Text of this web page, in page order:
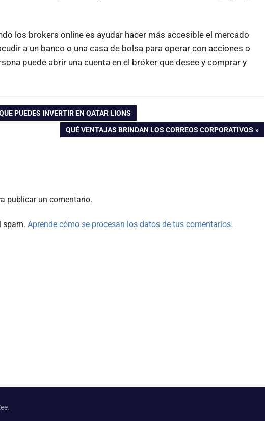
los brokers online es ayudar hacer más accesible el mercado
a un banco o una casa de bolsa para operar con acciones o
puede abrir una cuenta en el bróker que desee y comprar y
PUEDES INVERTIR EN QATAR LIONS
ENTRADA
QUÉ VENTAJAS BRINDAN LOS CORREOS CORPORATIVOS
publicar un comentario.
spam. Aprende cómo se procesan los datos de tus comentarios.